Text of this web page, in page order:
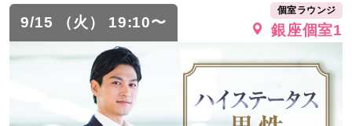
9/15 （火） 19:10〜
個室ラウンジ
銀座個室1